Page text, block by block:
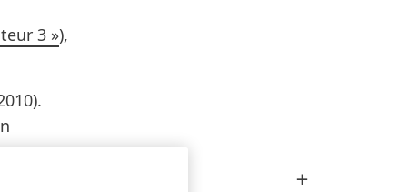
limage
3 »),